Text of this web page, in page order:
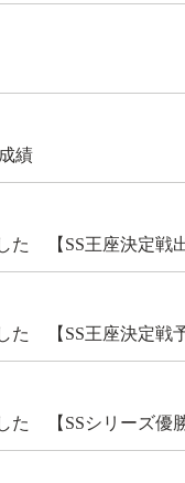
績
た 【SS王座決定戦
た 【SS王座決定戦予
た 【SSシリーズ優